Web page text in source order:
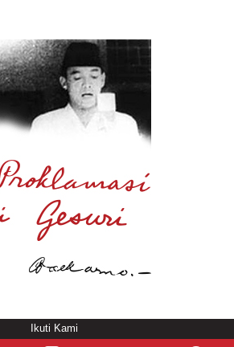
Ikuti Kami
/rendering in 0.5399 [104]